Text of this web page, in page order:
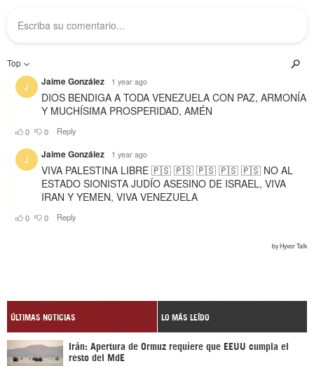
ÚLTIMAS NOTICIAS LO MÁS LEÍDO
Irán: Apertura de Ormuz requiere que EEUU cumpla el
resto del MdE